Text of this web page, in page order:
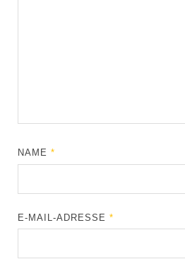
NAME*
E-MAIL-ADRESSE*